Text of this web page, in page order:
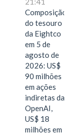
Composição
do tesouro
da Eightco
em 5 de
agosto de
2026: US$
90 milhões
em ações
indiretas da
OpenAI,
US$ 18
milhões em